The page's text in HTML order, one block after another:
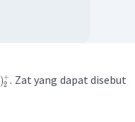
)2
+. Zat yang dapat disebut